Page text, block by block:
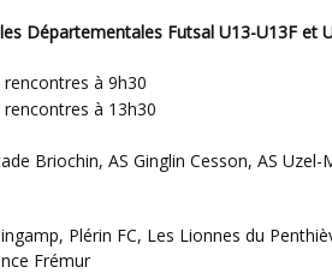
Départementales Futsal U13-U13F et
à 9h30
à 13h30
Frémur